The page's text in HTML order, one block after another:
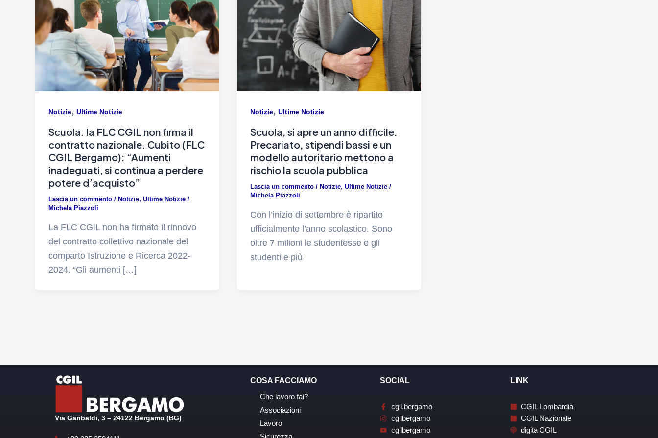
Notizie, Ultime Notizie
Scuola: la FLC CGIL non firma il
contratto nazionale. Cubito (FLC
CGIL Bergamo): “Aumenti
inadeguati, si continua a perdere
potere d’acquisto”
Lascia un commento / Notizie, Ultime Notizie /
Michela Piazzoli
La FLC CGIL non ha firmato il rinnovo
del contratto collettivo nazionale del
comparto Istruzione e Ricerca 2022-
2024. “Gli aumenti […]
Notizie, Ultime Notizie
Scuola, si apre un anno difficile.
Precariato, stipendi bassi e un
modello autoritario mettono a
rischio la scuola pubblica
Lascia un commento / Notizie, Ultime Notizie/
Michela Piazzoli
Con l’inizio di settembre è ripartito
ufficialmente l’anno scolastico. Sono
oltre 7 milioni le studentesse e gli
studenti e più
Via Garibaldi, 3 – 24122 Bergamo (BG)
COSA FACCIAMO
Che lavoro fai?
Associazioni
Lavoro
SOCIAL
cgil.bergamo
cgilbergamo
cgilbergamo
LINK
CGIL Lombardia
CGIL Nazionale
digita CGIL